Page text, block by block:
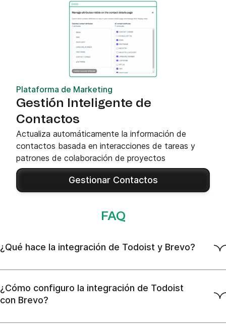
Plataforma de Marketing
Gestión Inteligente de
Contactos
Actualiza automáticamente la información de
contactos basada en interacciones de tareas y
patrones de colaboración de proyectos
Gestionar Contactos
FAQ
¿Qué hace la integración de Todoist y Brevo?
¿Cómo configuro la integración de Todoist
con Brevo?